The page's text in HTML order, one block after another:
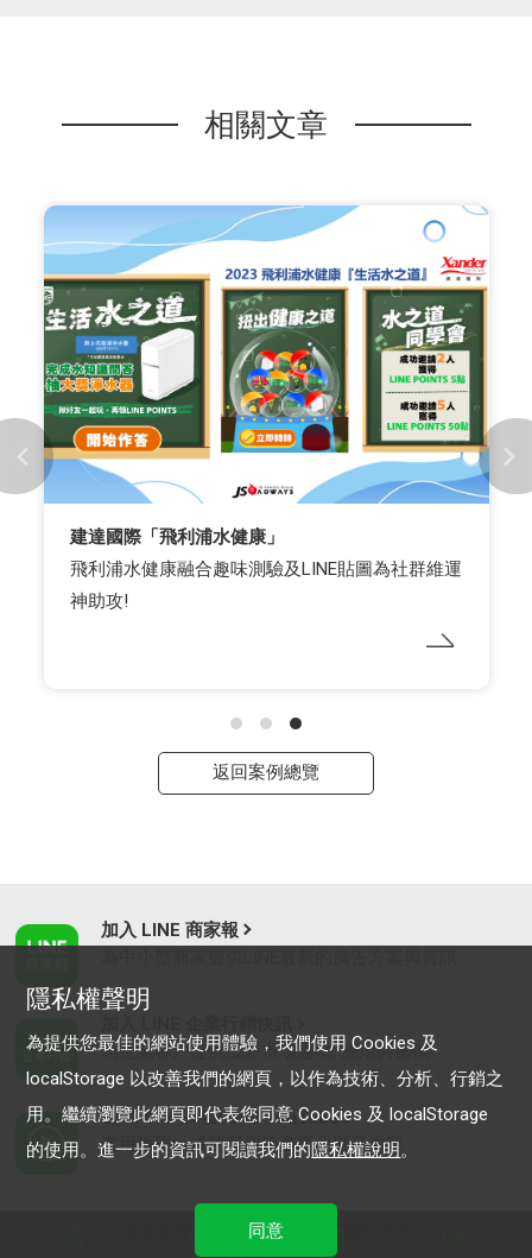
相關文章
建達國際「飛利浦水健康」
飛利浦水健康融合趣味測驗及LINE貼圖為社群維運
神助攻!
返回案例總覽
加入 LINE 商家報
為企業客戶提供最新市場趨勢, 應用與案例
LINE Biz-Solutions YouTube
實用教學、成功案例等多樣化影音內容
服務條款
隱私權聲明
為提供您最佳的網站使用體驗，我們使用 Cookies 及
localStorage 以改善我們的網頁，以作為技術、分析、行銷之
用。繼續瀏覽此網頁即代表您同意 Cookies 及 localStorage
的使用。進一步的資訊可閱讀我們的隱私權說明。
同意